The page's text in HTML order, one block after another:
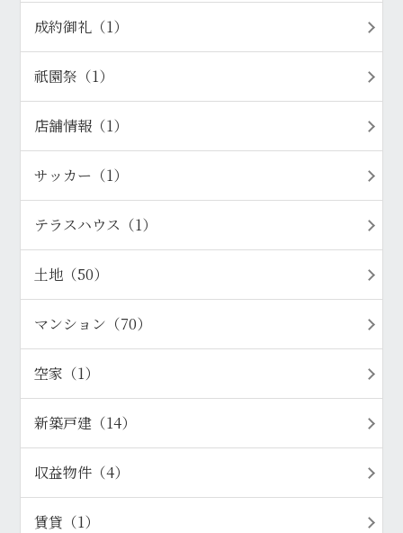
成約御礼（1）
祇園祭（1）
店舗情報（1）
サッカー（1）
テラスハウス（1）
土地（50）
マンション（70）
空家（1）
新築戸建（14）
収益物件（4）
賃貸（1）